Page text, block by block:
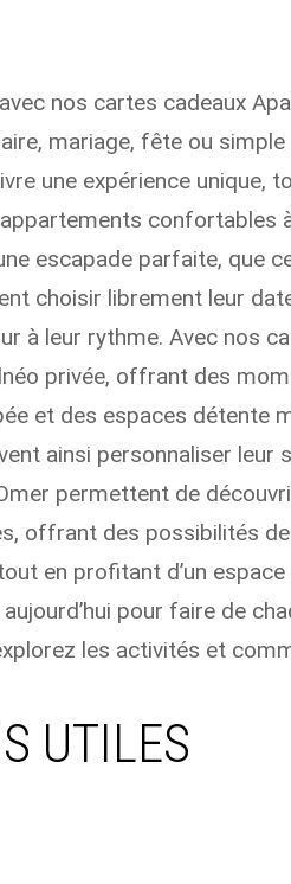
nos cartes cadeaux
mariage, fête ou
une expérience unique,
confortables
escapade parfaite, que
choisir librement leur
à leur rythme. Avec nos
privée, offrant des
et des espaces détente
ainsi personnaliser
permettent de
offrant des possibilités
en profitant d’un
pour faire de
les activités et
UTILES